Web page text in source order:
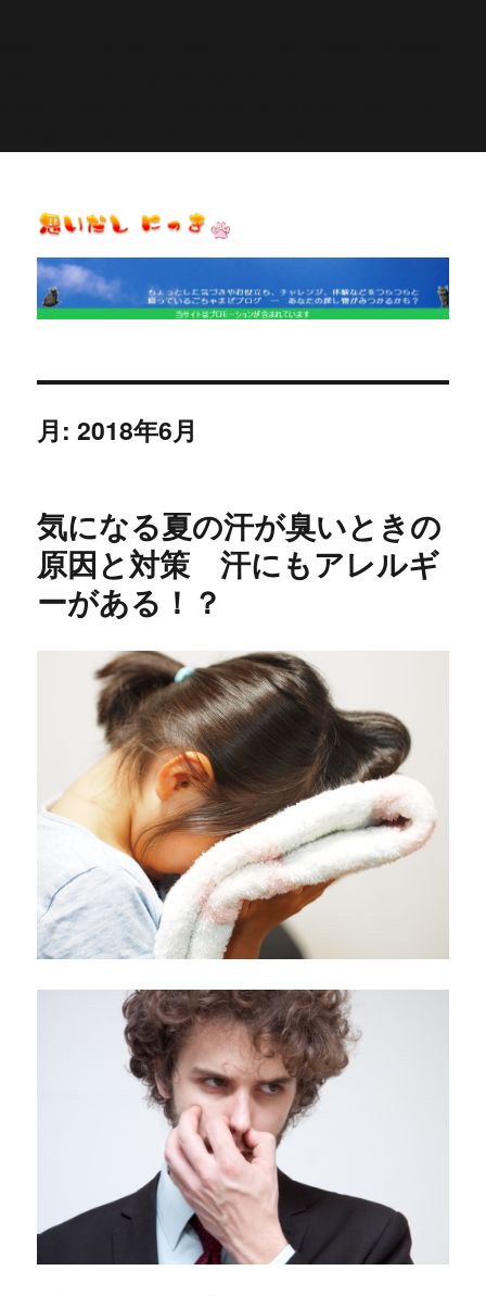
思いだし にっき
月:2018年6月
気になる夏の汗が臭いときの
原因と対策 汗にもアレルギ
ーがある！？